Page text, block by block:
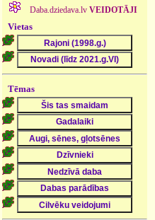
Daba.dziedava.lv VEIDOTĀJI
Vietas
Tēmas